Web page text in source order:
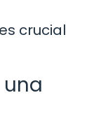
crucial
una